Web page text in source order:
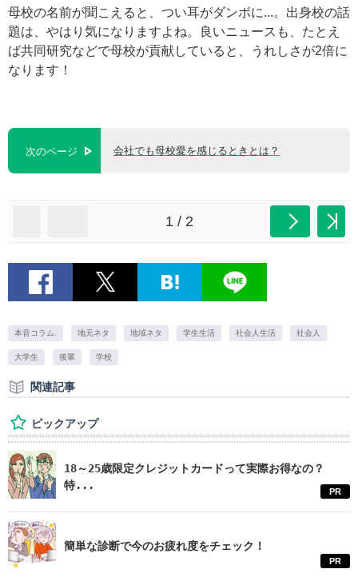
母校の名前が聞こえると、つい耳がダンボに...。出身校の話
題は、やはり気になりますよね。良いニュースも、たとえ
ば共同研究などで母校が貢献していると、うれしさが2倍に
なります！
次のページ 会社でも母校愛を感じるときとは？
1 / 2
本音コラム. 地元ネタ 地域ネタ 学生生活 社会人生活 社会人
大学生 後輩 学校
関連記事
ピックアップ
18～25歳限定クレジットカードって実際お得なの？
特...
PR
簡単な診断で今のお疲れ度をチェック！
PR